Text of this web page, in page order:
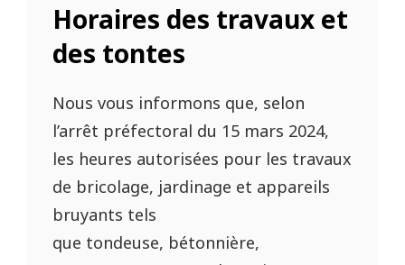
Horaires des travaux et
des tontes
Nous vous informons que, selon
l’arrêt préfectoral du 15 mars 2024,
les heures autorisées pour les travaux
de bricolage, jardinage et appareils
bruyants tels
que tondeuse, bétonnière,